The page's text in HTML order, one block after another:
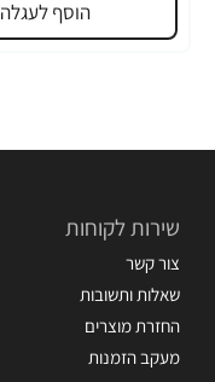
הוסף לעגלה
שירות לקוחות
צור קשר
שאלות ותשובות
החזרת מוצרים
מעקב הזמנות